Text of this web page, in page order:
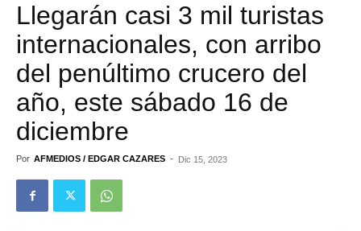
Llegarán casi 3 mil turistas
internacionales, con arribo
del penúltimo crucero del
año, este sábado 16 de
diciembre
Por AFMEDIOS / EDGAR CAZARES - Dic 15, 2023